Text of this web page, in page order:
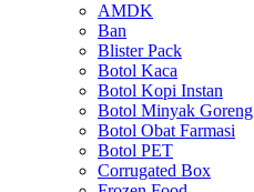
AMDK
Ban
Blister Pack
Botol Kaca
Botol Kopi Instan
Botol Minyak Goreng
Botol Obat Farmasi
Botol PET
Corrugated Box